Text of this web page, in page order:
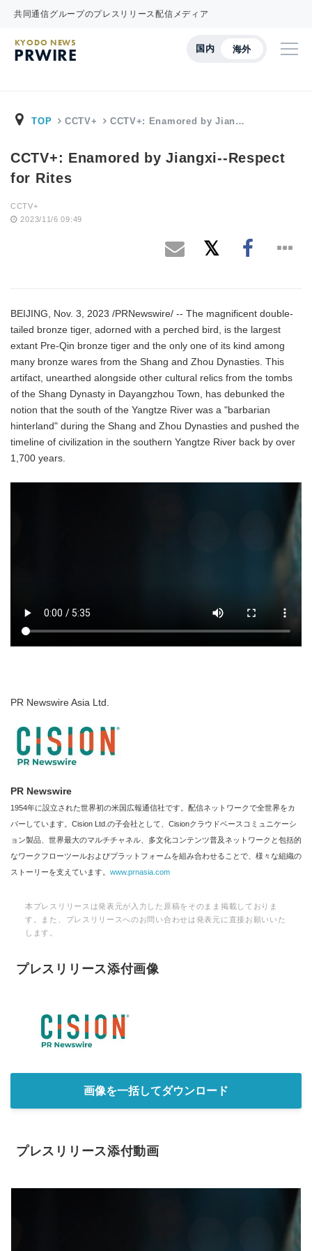
共同通信グループのプレスリリース配信メディア
国内 海外
KYODO NEWS
PRWIRE
TOP CCTV+ CCTV+: Enamored by Jian…
CCTV+: Enamored by Jiangxi--Respect
for Rites
CCTV+
2023/11/6 09:49
BEIJING, Nov. 3, 2023 /PRNewswire/ -- The magnificent double-
tailed bronze tiger, adorned with a perched bird, is the largest
extant Pre-Qin bronze tiger and the only one of its kind among
many bronze wares from the Shang and Zhou Dynasties. This
artifact, unearthed alongside other cultural relics from the tombs
of the Shang Dynasty in Dayangzhou Town, has debunked the
notion that the south of the Yangtze River was a "barbarian
hinterland" during the Shang and Zhou Dynasties and pushed the
timeline of civilization in the southern Yangtze River back by over
1,700 years.
PR Newswire Asia Ltd.
PR Newswire
1954年に設立された世界初の米国広報通信社です。配信ネットワークで全世界をカ
バーしています。Cision Ltd.の子会社として、Cisionクラウドベースコミュニケーシ
ョン製品、世界最大のマルチチャネル、多文化コンテンツ普及ネットワークと包括的
なワークフローツールおよびプラットフォームを組み合わせることで、様々な組織の
ストーリーを支えています。 www.prnasia.com
本プレスリリースは発表元が入力した原稿をそのまま掲載しておりま
す。また、プレスリリースへのお問い合わせは発表元に直接お願いいた
します。
プレスリリース添付画像
画像を一括してダウンロード
プレスリリース添付動画